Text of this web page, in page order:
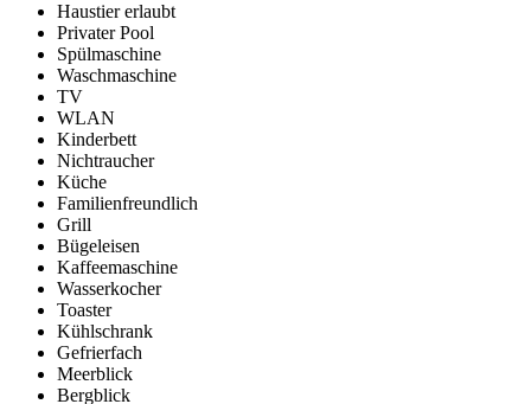
Haustier erlaubt
Privater Pool
Spülmaschine
Waschmaschine
TV
WLAN
Kinderbett
Nichtraucher
Küche
Familienfreundlich
Grill
Bügeleisen
Kaffeemaschine
Wasserkocher
Toaster
Kühlschrank
Gefrierfach
Meerblick
Bergblick